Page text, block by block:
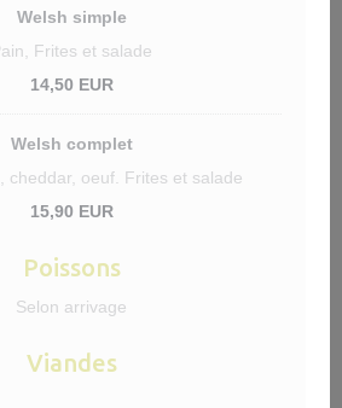
Welsh simple
Frites et salade
14,50 EUR
Welsh complet
cheddar, oeuf. Frites et salade
15,90 EUR
Poissons
Selon arrivage
Viandes